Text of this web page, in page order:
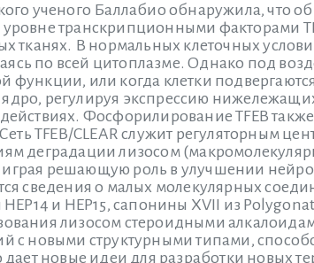
ученого Баллабио обнаружила, что
транскрипционными факторами
тканях. В нормальных клеточных
по всей цитоплазме. Однако под
или когда клетки подвергаются
регулируя экспрессию
Фосфорилирование TFEB
TFEB/CLEAR служит регуляторным
деградации лизосом
играя решающую роль в улучшении
сведения о малых молекулярных
HEP14 и HEP15, сапонины XVII из
лизосом стероидными
с новыми структурными типами,
новые идеи для разработки новых